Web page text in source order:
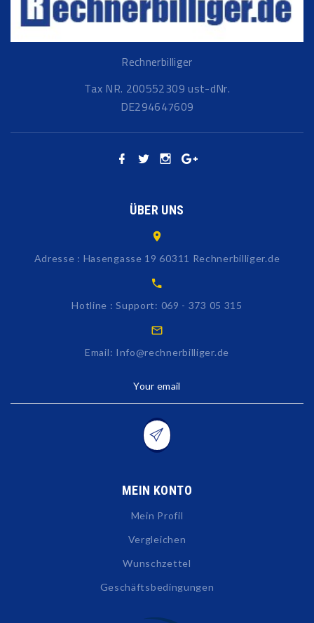
Rechnerbilliger
Tax NR. 200552309 ust-dNr.
DE294647609
ÜBER UNS
Adresse : Hasengasse 19 60311 Rechnerbilliger.de
Hotline : Support: 069 - 373 05 315
Email: Info@rechnerbilliger.de
Your email
MEIN KONTO
Mein Profil
Vergleichen
Wunschzettel
Geschäftsbedingungen